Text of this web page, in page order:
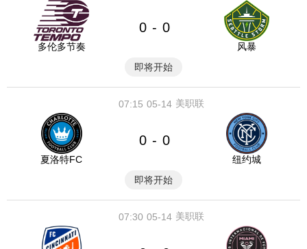
多伦多节奏
0 - 0
风暴
即将开始
05-14
07:15 美职联
夏洛特FC
0 - 0
纽约城
即将开始
05-14
07:30 美职联